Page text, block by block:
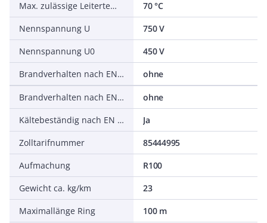
Max. zulässige Leitertemperatur
70 °C
Nennspannung U
750 V
Nennspannung U0
450 V
Brandverhalten nach EN 13501-6: Rauchentwicklung
ohne
Brandverhalten nach EN 13501-6: Abtropfverhalten
ohne
Kältebeständig nach EN 60811-504+505+506
Ja
Zolltarifnummer
85444995
Aufmachung
R100
Gewicht ca. kg/km
23
Maximallänge Ring
100 m